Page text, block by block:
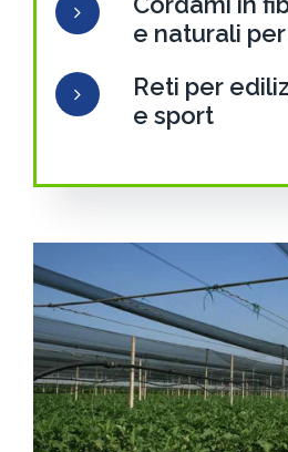
e naturali
Reti per
e sport